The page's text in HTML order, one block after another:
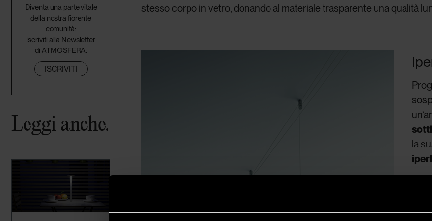
Diventa una parte vitale
della nostra fiorente
comunità:
iscriviti alla Newsletter
di ATMOSFERA.
ISCRIVITI
Leggi anche.
stesso corpo in vetro, donando al materiale trasparente una qualità
la